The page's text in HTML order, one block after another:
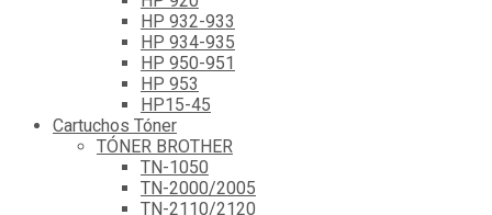
HP 932-933
HP 934-935
HP 950-951
HP 953
HP15-45
Cartuchos Tóner
TÓNER BROTHER
TN-1050
TN-2000/2005
TN-2110/2120